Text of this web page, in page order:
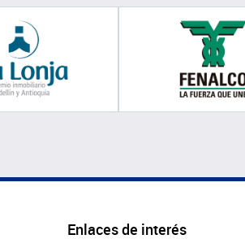
Enlaces de interés